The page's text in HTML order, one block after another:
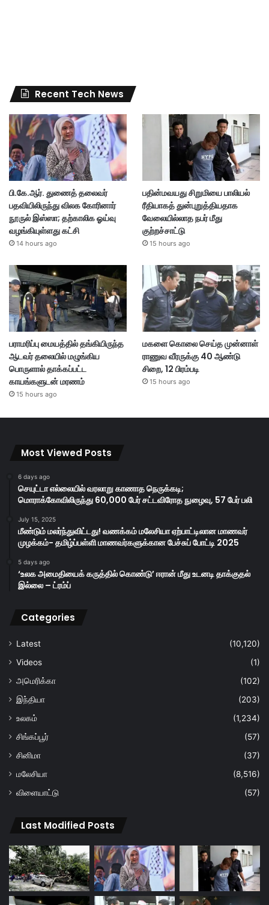
Recent Tech News
பி.கே.ஆர். துணைத் தலைவர்
பதவியிலிருந்து விலக கோரினார்
நூருல் இஸ்ஸா; தற்காலிக ஓய்வு
வழங்கியுள்ளது கட்சி
14 hours ago
பதின்மவயது சிறுமியை பாலியல்
ரீதியாகத் துன்புறுத்தியதாக
வேலையில்லாத நபர் மீது
குற்றச்சாட்டு
15 hours ago
பராமரிப்பு மையத்தில் தங்கியிருந்த
ஆடவர் தலையில் மழுங்கிய
பொருளால் தாக்கப்பட்ட
காயங்களுடன் மரணம்
15 hours ago
மகளை கொலை செய்த முன்னாள்
ராணுவ வீரருக்கு 40 ஆண்டு
சிறை, 12 பிரம்படி
15 hours ago
Most Viewed Posts
6 days ago
செயுட்டா எல்லையில் வரலாறு காணாத நெருக்கடி;
மொராக்கோவிலிருந்து 60,000 பேர் சட்டவிரோத நுழைவு, 57 பேர் பலி
July 15, 2025
மீண்டும் மலர்ந்துவிட்டது! வணக்கம் மலேசியா ஏற்பாட்டிலான மாணவர்
முழக்கம்- தமிழ்ப்பள்ளி மாணவர்களுக்கான பேச்சுப் போட்டி 2025
5 days ago
‘உலக அமைதியைக் கருத்தில் கொண்டு’ ஈரான் மீது உடனடி தாக்குதல்
இல்லை – ட்ரம்ப்
Categories
Latest
(10,120)
Videos
(1)
அமெரிக்கா
(102)
இந்தியா
(203)
உலகம்
(1,234)
சிங்கப்பூர்
(57)
சினிமா
(37)
மலேசியா
(8,516)
விளையாட்டு
(57)
Last Modified Posts